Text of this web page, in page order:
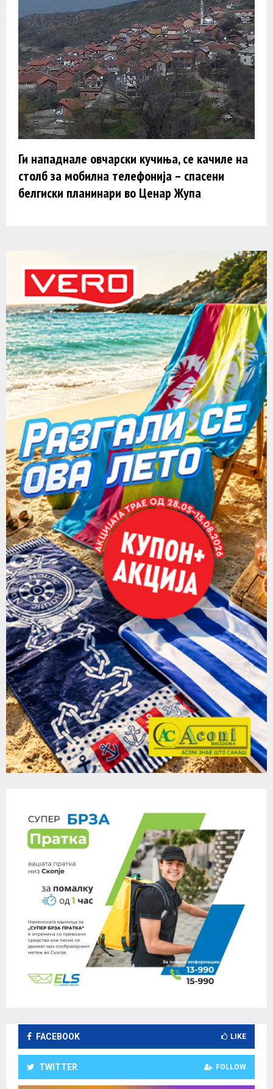
Ги нападнале овчарски кучиња, се качиле на
столб за мобилна телефонија – спасени
белгиски планинари во Ценар Жупа
FACEBOOK LIKE
TWITTER FOLLOW